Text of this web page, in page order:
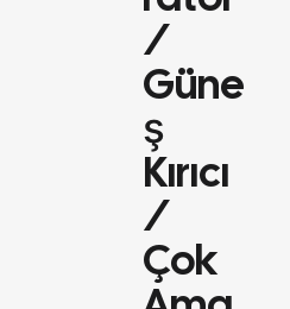
/
Güne
Ş
Kırıcı
/
Çok